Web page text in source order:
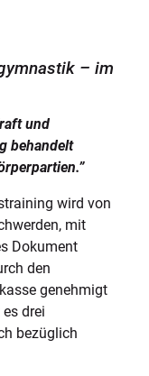
– im
und
behandelt
wird von
mit
Dokument
den
genehmigt
drei
bezüglich